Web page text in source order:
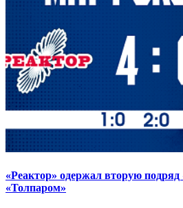
«Реактор» одержал вторую подряд
«Толпаром»